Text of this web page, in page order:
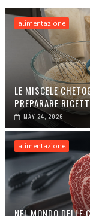
alimentazione
LE MISCELE
PREPARARE
MAY 24, 2026
alimentazione
NEL MONDO